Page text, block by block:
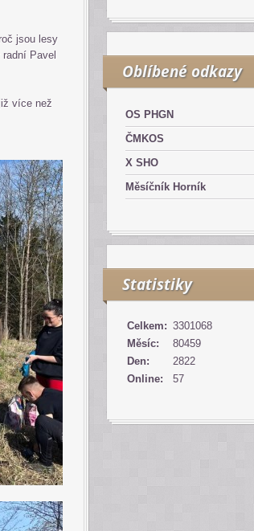
jsou lesy
Pavel
více než
Oblíbené odkazy
OS PHGN
ČMKOS
X SHO
Měsíčník Horník
Statistiky
Online: 57
Celkem: 3301068
Měsíc:
80459
Den:
2822